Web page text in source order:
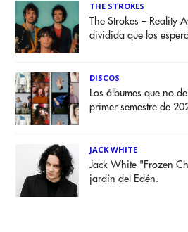
THE STROKES
The Strokes – Reality
dividida que los
DISCOS
Los álbumes que no
primer semestre de
JACK WHITE
Jack White "Frozen
jardín del Edén.